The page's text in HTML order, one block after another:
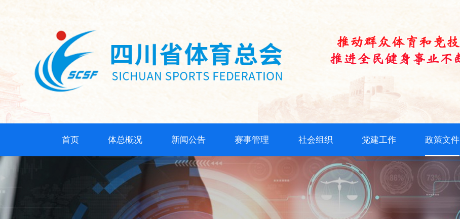
首页 体总概况 新闻公告 赛事管理 社会组织 党建工作 政策文件